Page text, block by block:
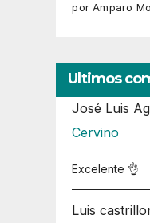
por Amparo
Ultimos
José Luis
Cervino
Excelente 👌
Luis